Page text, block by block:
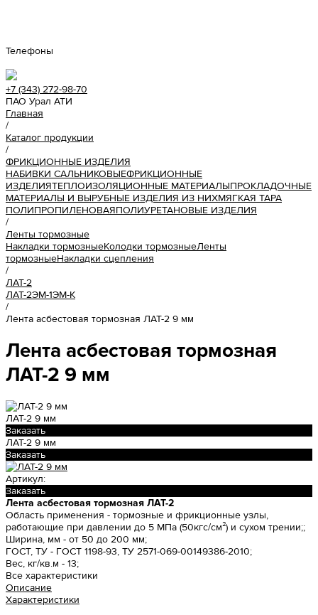
Телефоны
+7 (343) 272-98-70
ПАО Урал АТИ
Главная
/
Каталог продукции
/
ФРИКЦИОННЫЕ ИЗДЕЛИЯ
НАБИВКИ САЛЬНИКОВЫЕФРИКЦИОННЫЕ
ИЗДЕЛИЯТЕПЛОИЗОЛЯЦИОННЫЕ МАТЕРИАЛЫПРОКЛАДОЧНЫЕ
МАТЕРИАЛЫ И ВЫРУБНЫЕ ИЗДЕЛИЯ ИЗ НИХМЯГКАЯ ТАРА
ПОЛИПРОПИЛЕНОВАЯПОЛИУРЕТАНОВЫЕ ИЗДЕЛИЯ
/
Ленты тормозные
Накладки тормозныеКолодки тормозныеЛенты
тормозныеНакладки сцепления
/
ЛАТ-2
ЛАТ-2ЭМ-1ЭМ-К
/
Лента асбестовая тормозная ЛАТ-2 9 мм
Лента асбестовая тормозная
ЛАТ-2 9 мм
ЛАТ-2 9 мм
Заказать
ЛАТ-2 9 мм
Заказать
Артикул:
Заказать
Лента асбестовая тормозная ЛАТ-2
Область применения - тормозные и фрикционные узлы,
работающие при давлении до 5 МПа (50кгс/см²) и сухом трении;;
Ширина, мм - от 50 до 200 мм;
ГОСТ, ТУ - ГОСТ 1198-93, ТУ 2571-069-00149386-2010;
Вес, кг/кв.м - 13;
Все характеристики
Описание
Характеристики